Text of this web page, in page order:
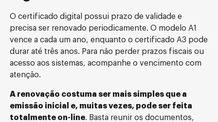
O certificado digital possui prazo de validade e
precisa ser renovado periodicamente. O modelo A1
vence a cada um ano, enquanto o certificado A3 pode
durar até três anos. Para não perder prazos fiscais ou
acesso aos sistemas, acompanhe o vencimento com
atenção.
A renovação costuma ser mais simples que a
emissão inicial e, muitas vezes, pode ser feita
totalmente on-line. Basta reunir os documentos,